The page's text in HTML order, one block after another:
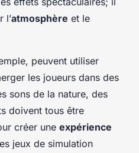
l’atmosphère et le
peuvent utiliser
les joueurs dans des
sons de la nature, des
doivent tous être
créer une expérience
jeux de simulation